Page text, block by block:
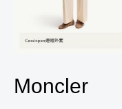
Moncler